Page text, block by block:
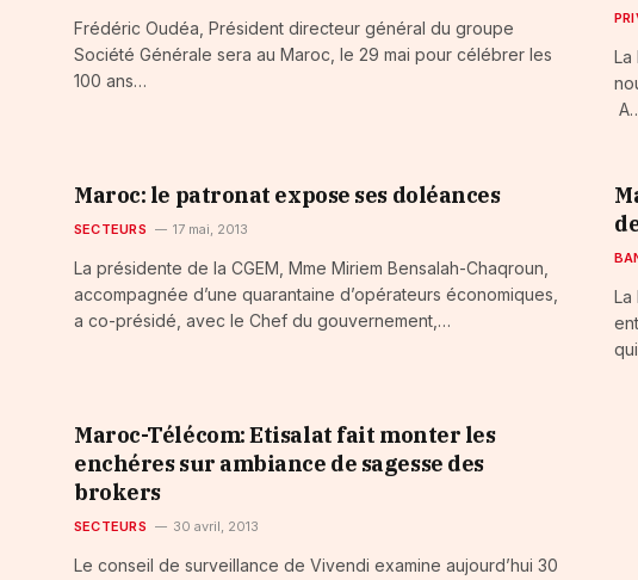
Frédéric Oudéa, Président directeur général du groupe
Société Générale sera au Maroc, le 29 mai pour célébrer les
100 ans…
Maroc: le patronat expose ses doléances
SECTEURS 17 mai, 2013
La présidente de la CGEM, Mme Miriem Bensalah-Chaqroun,
accompagnée d’une quarantaine d’opérateurs économiques,
a co-présidé, avec le Chef du gouvernement,…
Maroc-Télécom: Etisalat fait monter les
enchéres sur ambiance de sagesse des
brokers
SECTEURS 30 avril, 2013
Le conseil de surveillance de Vivendi examine aujourd’hui 30